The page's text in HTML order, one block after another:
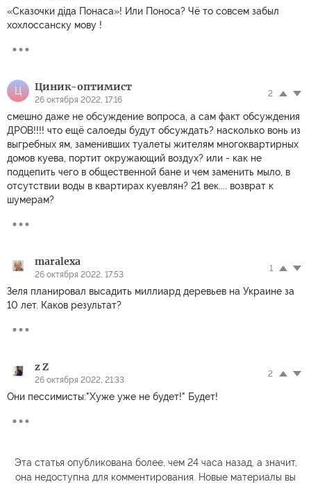
«Сказочки дiда Понаса»! Или Поноса? Чё то совсем забыл
хохлоссанску мову !
Ц Циник-оптимист
26 октября 2022, 17:16
2
смешно даже не обсуждение вопроса, а сам факт обсуждения
ДРОВ!!!! что ещё салоеды будут обсуждать? насколько вонь из
выгребных ям, заменивших туалеты жителям многоквартирных
домов куева, портит окружающий воздух? или - как не
подцепить чего в общественной бане и чем заменить мыло, в
отсутствии воды в квартирах куевлян? 21 век.... возврат к
шумерам?
maralexa
26 октября 2022, 17:53
1
Зеля планировал высадить миллиард деревьев на Украине за
10 лет. Каков результат?
z Z
26 октября 2022, 21:33
2
Они пессимисты:"Хуже уже не будет!" Будет!
Эта статья опубликована более, чем 24 часа назад, а значит,
она недоступна для комментирования. Новые материалы вы